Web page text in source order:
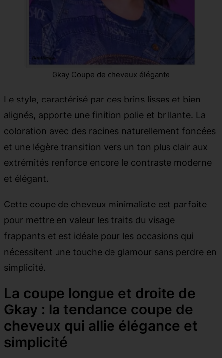
Gkay Coupe de cheveux élégante
Le style, caractérisé par des brins lisses et bien
alignés, apporte une finition polie et brillante. La
coloration avec des racines naturellement foncées
et une légère transition vers un ton plus clair aux
extrémités renforce encore le contraste moderne
et élégant.
Cette coupe de cheveux minimaliste est parfaite
pour mettre en valeur les traits du visage
frappants et est idéale pour les occasions qui
nécessitent une touche de glamour sans perdre en
simplicité.
La coupe longue et droite de
Gkay : la tendance coupe de
cheveux qui allie élégance et
simplicité